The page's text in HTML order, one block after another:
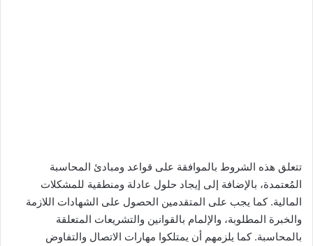
تتعلق هذه الشروط بالموافقة على قواعد ومبادئ المحاسبة
المُعتمدة، بالإضافة إلى إيجاد حلول عادلة ومنطقية للمشكلات
المالية. كما يجب على المتقدمين الحصول على الشهادات اللازمة
والخبرة المطلوبة، والإلمام بالقوانين والتشريعات المتعلقة
بالمحاسبة. كما يلزمهم أن يمتلكوا مهارات الاتصال والتفاوض